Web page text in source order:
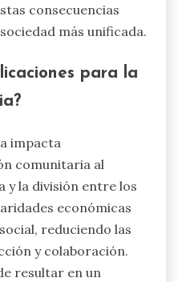
consecuencias
más unificada.
para la
impacta
comunitaria al
y la división entre los
económicas
reduciendo las
y colaboración.
resultar en un